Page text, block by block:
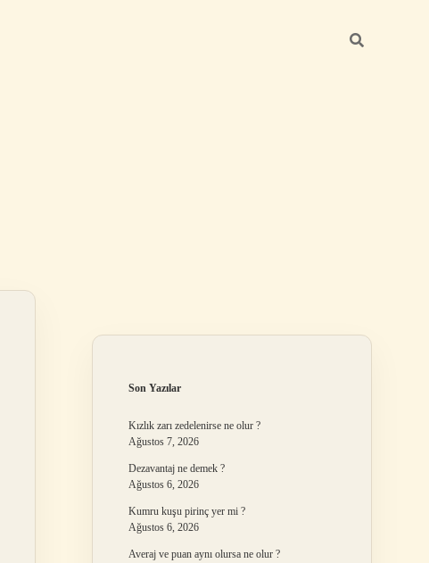
Son Yazılar
Kızlık zarı zedelenirse ne olur ?
Ağustos 7, 2026
Dezavantaj ne demek ?
Ağustos 6, 2026
Kumru kuşu pirinç yer mi ?
Ağustos 6, 2026
Averaj ve puan aynı olursa ne olur ?